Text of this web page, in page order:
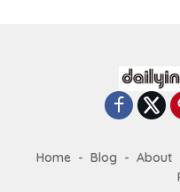
Home Blog About